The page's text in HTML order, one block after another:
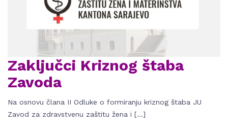
Zaključci Kriznog štaba
Zavoda
Na osnovu člana II Odluke o formiranju kriznog štaba JU
Zavod za zdravstvenu zaštitu žena i […]